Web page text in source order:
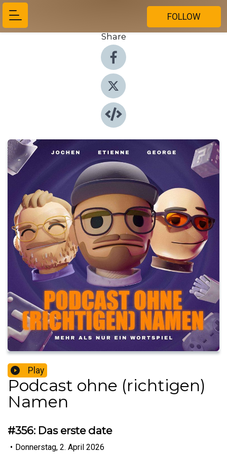
FOLLOW
Share
Play
Podcast ohne (richtigen)
Namen
#356: Das erste date
• Donnerstag, 2. April 2026